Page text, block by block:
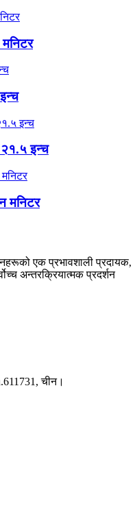
२१.५ इन्च
मनिटर
एक प्रभावशाली प्रदायक,
अन्तरक्रियात्मक प्रदर्शन
चीन।